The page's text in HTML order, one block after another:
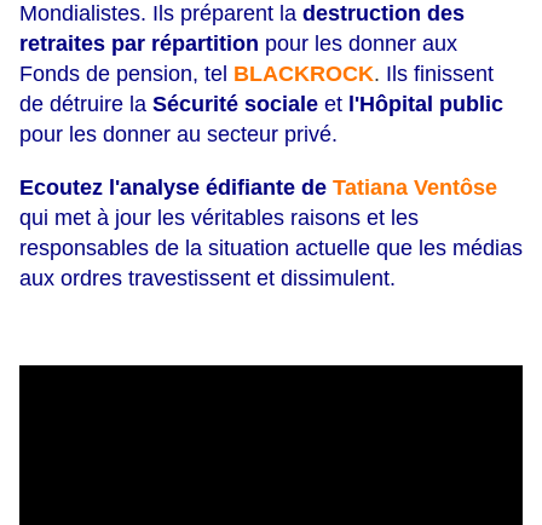
Mondialistes. Ils préparent la destruction des
retraites par répartition pour les donner aux
Fonds de pension, tel BLACKROCK. Ils finissent
de détruire la Sécurité sociale et l'Hôpital public
pour les donner au secteur privé.
Ecoutez l'analyse édifiante de Tatiana Ventôse
qui met à jour les véritables raisons et les
responsables de la situation actuelle que les médias
aux ordres travestissent et dissimulent.